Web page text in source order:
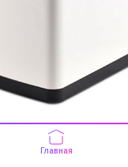
Главная